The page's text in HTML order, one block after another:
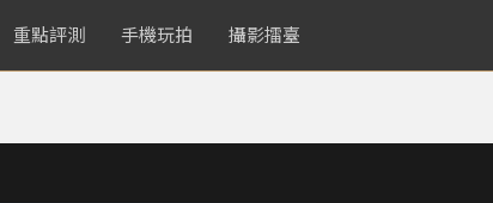
重點評測 手機玩拍 攝影擂臺